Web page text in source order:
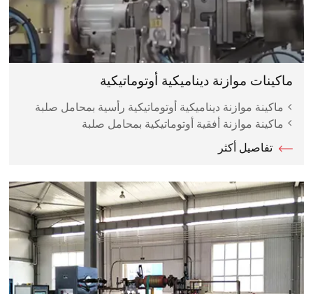
ماكينات موازنة ديناميكية أوتوماتيكية
ماكينة موازنة ديناميكية أوتوماتيكية رأسية بمحامل صلبة
ماكينة موازنة أفقية أوتوماتيكية بمحامل صلبة
تفاصيل أكثر